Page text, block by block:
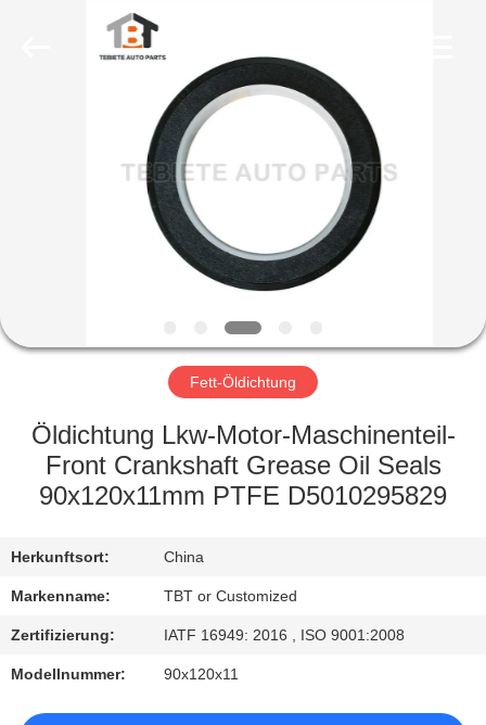
PRODUKTE
FABRIK-
QUALITÄTSKONTROLLE
SIE
MIT
UNS
IN
VERBINDUNG
Fett-Öldichtung
Öldichtung Lkw-Motor-Maschinenteil-
Front Crankshaft Grease Oil Seals
90x120x11mm PTFE D5010295829
Herkunftsort: China
Markenname: TBT or Customized
Zertifizierung: IATF 16949: 2016 , ISO 9001:2008
Modellnummer: 90x120x11